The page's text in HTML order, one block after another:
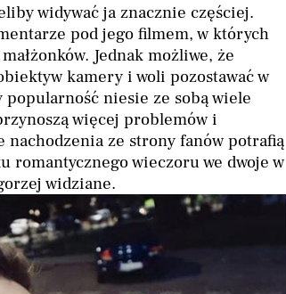
widywać ja znacznie częściej.
pod jego filmem, w których
Jednak możliwe, że
kamery i woli pozostawać w
niesie ze sobą wiele
więcej problemów i
ze strony fanów potrafią
romantycznego wieczoru we dwoje w
widziane.